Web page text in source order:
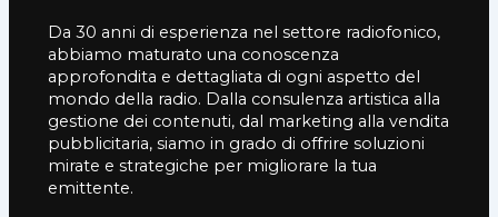
Da 30 anni di esperienza nel settore radiofonico,
abbiamo maturato una conoscenza
approfondita e dettagliata di ogni aspetto del
mondo della radio. Dalla consulenza artistica alla
gestione dei contenuti, dal marketing alla vendita
pubblicitaria, siamo in grado di offrire soluzioni
mirate e strategiche per migliorare la tua
emittente.